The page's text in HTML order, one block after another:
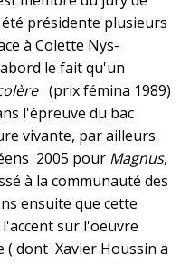
présidente plusieurs
à Colette Nys-
le fait qu'un
(prix fémina 1989)
l'épreuve du bac
vivante, par ailleurs
2005 pour Magnus,
à la communauté des
ensuite que cette
sur l'oeuvre
( dont Xavier Houssin a